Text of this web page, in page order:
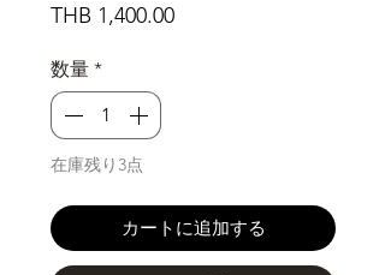
THB 1,400.00価
数量 *
在庫残り3点
カートに追加する